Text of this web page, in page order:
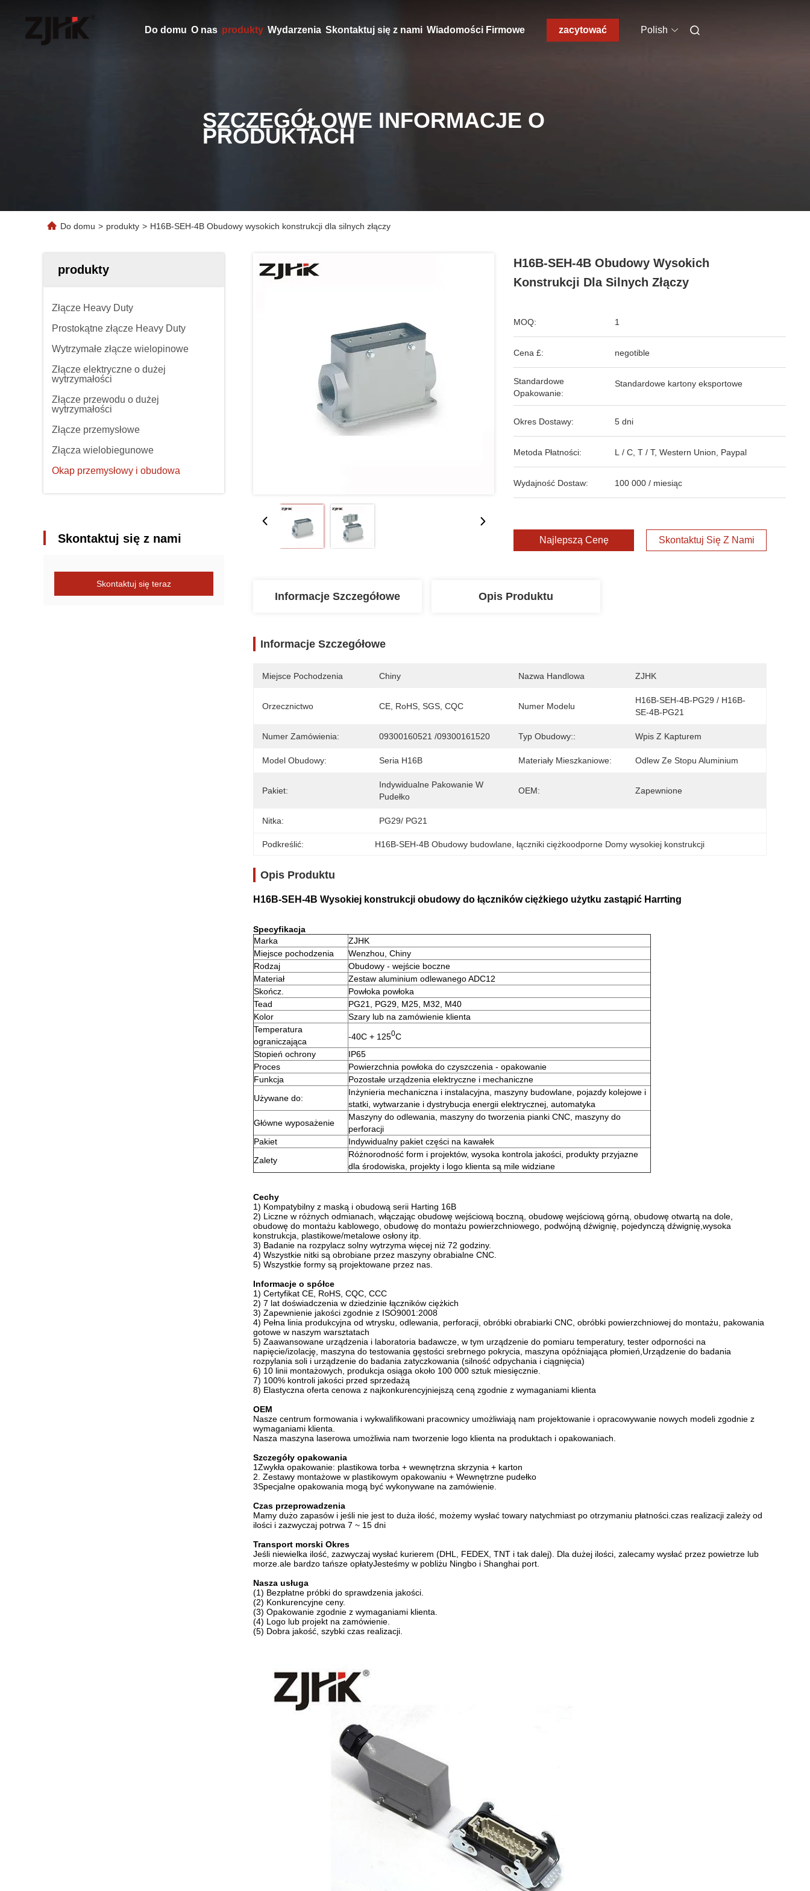
Do domu O nas produkty Wydarzenia Skontaktuj się z nami Wiadomości Firmowe zacytować Polish
SZCZEGÓŁOWE INFORMACJE O
PRODUKTACH
Do domu > produkty > H16B-SEH-4B Obudowy wysokich konstrukcji dla silnych złączy
produkty
Złącze Heavy Duty
Prostokątne złącze Heavy Duty
Wytrzymałe złącze wielopinowe
Złącze elektryczne o dużej
wytrzymałości
Złącze przewodu o dużej
wytrzymałości
Złącze przemysłowe
Złącza wielobiegunowe
Okap przemysłowy i obudowa
Skontaktuj się z nami
Skontaktuj się teraz
H16B-SEH-4B Obudowy Wysokich
Konstrukcji Dla Silnych Złączy
MOQ: 1
Cena £: negotible
Standardowe
Opakowanie:
Standardowe kartony eksportowe
Okres Dostawy: 5 dni
Metoda Płatności: L / C, T / T, Western Union, Paypal
Wydajność Dostaw: 100 000 / miesiąc
Najlepszą Cenę Skontaktuj Się Z Nami
Informacje Szczegółowe Opis Produktu
Informacje Szczegółowe
Miejsce Pochodzenia Chiny Nazwa Handlowa ZJHK
Orzecznictwo CE, RoHS, SGS, CQC Numer Modelu
H16B-SEH-4B-PG29 / H16B-
SE-4B-PG21
Numer Zamówienia: 09300160521 /09300161520 Typ Obudowy:: Wpis Z Kapturem
Model Obudowy: Seria H16B Materiały Mieszkaniowe: Odlew Ze Stopu Aluminium
Pakiet:
Indywidualne Pakowanie W
Pudełko
OEM: Zapewnione
Nitka: PG29/ PG21
Podkreślić: H16B-SEH-4B Obudowy budowlane , łączniki ciężkoodporne Domy wysokiej konstrukcji
Opis Produktu
H16B-SEH-4B Wysokiej konstrukcji obudowy do łączników ciężkiego użytku zastąpić Harrting
Specyfikacja
Marka
ZJHK
Miejsce pochodzenia
Wenzhou, Chiny
Rodzaj
Obudowy - wejście boczne
Materiał
Zestaw aluminium odlewanego ADC12
Skończ.
Powłoka powłoka
Tead
PG21, PG29, M25, M32, M40
Kolor
Szary lub na zamówienie klienta
Temperatura
ograniczająca
-40C + 1250C
Stopień ochrony
IP65
Proces
Powierzchnia powłoka do czyszczenia - opakowanie
Funkcja
Pozostałe urządzenia elektryczne i mechaniczne
Używane do:
Inżynieria mechaniczna i instalacyjna, maszyny budowlane, pojazdy kolejowe i
statki, wytwarzanie i dystrybucja energii elektrycznej, automatyka
Główne wyposażenie
Maszyny do odlewania, maszyny do tworzenia pianki CNC, maszyny do
perforacji
Pakiet
Indywidualny pakiet części na kawałek
Zalety
Różnorodność form i projektów, wysoka kontrola jakości, produkty przyjazne
dla środowiska, projekty i logo klienta są mile widziane
Cechy
1) Kompatybilny z maską i obudową serii Harting 16B
2) Liczne w różnych odmianach, włączając obudowę wejściową boczną, obudowę wejściową górną, obudowę otwartą na dole,
obudowę do montażu kablowego, obudowę do montażu powierzchniowego, podwójną dźwignię, pojedynczą dźwignię,wysoka
konstrukcja, plastikowe/metalowe osłony itp.
3) Badanie na rozpylacz solny wytrzyma więcej niż 72 godziny.
4) Wszystkie nitki są obrobiane przez maszyny obrabialne CNC.
5) Wszystkie formy są projektowane przez nas.
Informacje o spółce
1) Certyfikat CE, RoHS, CQC, CCC
2) 7 lat doświadczenia w dziedzinie łączników ciężkich
3) Zapewnienie jakości zgodnie z ISO9001:2008
4) Pełna linia produkcyjna od wtrysku, odlewania, perforacji, obróbki obrabiarki CNC, obróbki powierzchniowej do montażu, pakowania
gotowe w naszym warsztatach
5) Zaawansowane urządzenia i laboratoria badawcze, w tym urządzenie do pomiaru temperatury, tester odporności na
napięcie/izolację, maszyna do testowania gęstości srebrnego pokrycia, maszyna opóźniająca płomień,Urządzenie do badania
rozpylania soli i urządzenie do badania zatyczkowania (silność odpychania i ciągnięcia)
6) 10 linii montażowych, produkcja osiąga około 100 000 sztuk miesięcznie.
7) 100% kontroli jakości przed sprzedażą
8) Elastyczna oferta cenowa z najkonkurencyjniejszą ceną zgodnie z wymaganiami klienta
OEM
Nasze centrum formowania i wykwalifikowani pracownicy umożliwiają nam projektowanie i opracowywanie nowych modeli zgodnie z
wymaganiami klienta.
Nasza maszyna laserowa umożliwia nam tworzenie logo klienta na produktach i opakowaniach.
Szczegóły opakowania
1Zwykła opakowanie: plastikowa torba + wewnętrzna skrzynia + karton
2. Zestawy montażowe w plastikowym opakowaniu + Wewnętrzne pudełko
3Specjalne opakowania mogą być wykonywane na zamówienie.
Czas przeprowadzenia
Mamy dużo zapasów i jeśli nie jest to duża ilość, możemy wysłać towary natychmiast po otrzymaniu płatności.czas realizacji zależy od
ilości i zazwyczaj potrwa 7 ~ 15 dni
Transport morski Okres
Jeśli niewielka ilość, zazwyczaj wysłać kurierem (DHL, FEDEX, TNT i tak dalej). Dla dużej ilości, zalecamy wysłać przez powietrze lub
morze.ale bardzo tańsze opłatyJesteśmy w pobliżu Ningbo i Shanghai port.
Nasza usługa
(1) Bezpłatne próbki do sprawdzenia jakości.
(2) Konkurencyjne ceny.
(3) Opakowanie zgodnie z wymaganiami klienta.
(4) Logo lub projekt na zamówienie.
(5) Dobra jakość, szybki czas realizacji.